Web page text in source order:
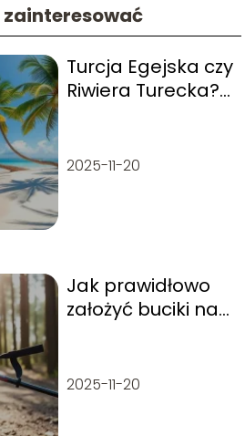
zainteresować
Turcja Egejska czy
Riwiera Turecka?
wakacje?
2025-11-20
Jak prawidłowo
założyć buciki na
Przewodnik krok
2025-11-20